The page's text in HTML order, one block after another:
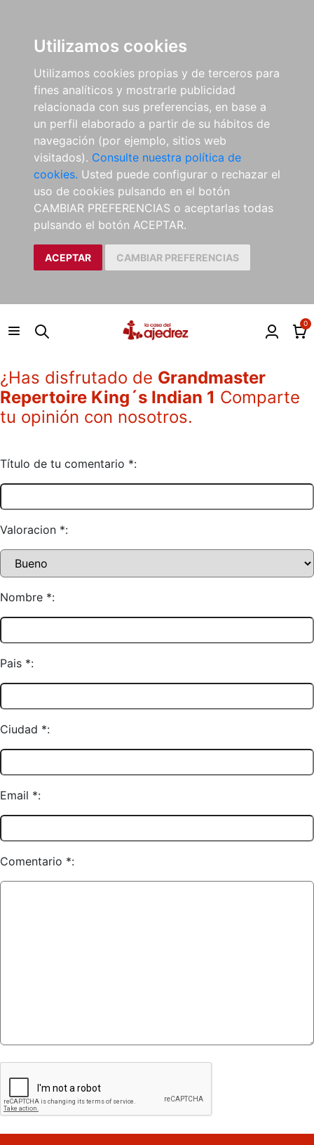
Utilizamos cookies
Utilizamos cookies propias y de terceros para
fines analíticos y mostrarle publicidad
relacionada con sus preferencias, en base a
un perfil elaborado a partir de su hábitos de
navegación (por ejemplo, sitios web
visitados). Consulte nuestra política de
cookies. Usted puede configurar o rechazar el
uso de cookies pulsando en el botón
CAMBIAR PREFERENCIAS o aceptarlas todas
pulsando el botón ACEPTAR.
ACEPTAR CAMBIAR PREFERENCIAS
0
¿Has disfrutado de Grandmaster
Repertoire King´s Indian 1 Comparte
tu opinión con nosotros.
Título de tu comentario *:
Valoracion *:
Nombre *:
Pais *:
Ciudad *:
Email *:
Comentario *: